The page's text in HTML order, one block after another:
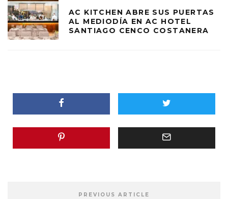
AC KITCHEN ABRE SUS PUERTAS
AL MEDIODÍA EN AC HOTEL
SANTIAGO CENCO COSTANERA
PREVIOUS ARTICLE